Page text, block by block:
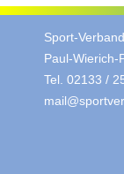
Sport-
Paul-Wierich-
Tel. 02133 /